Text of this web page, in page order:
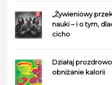
„Żywieniowy
nauki – i o tym,
cicho
Działaj
obniżanie kalorii